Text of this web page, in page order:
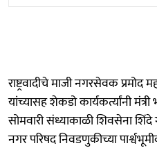
राष्ट्रवादीचे माजी नगरसेवक प्रमोद
यांच्यासह शेकडो कार्यकर्त्यांनी
सोमवारी संध्याकाळी शिवसेना
नगर परिषद निवडणुकीच्या